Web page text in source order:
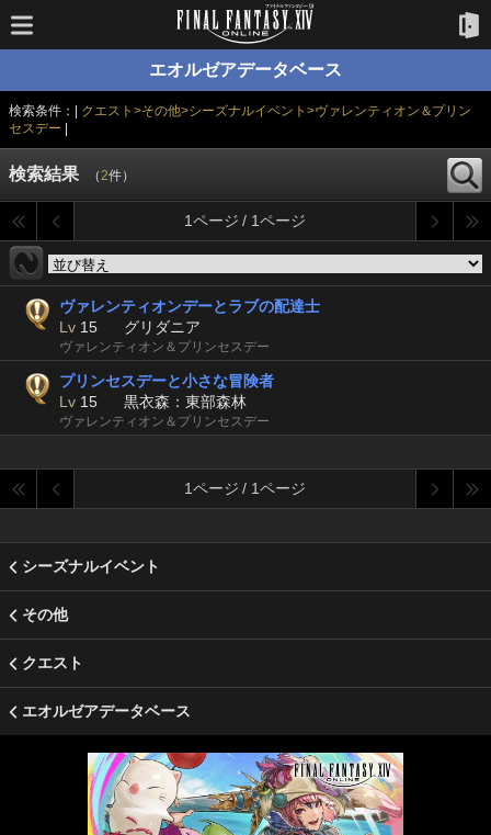
エオルゼアデータベース
検索条件：| クエスト>その他>シーズナルイベント>ヴァレンティオン＆プリン
セスデー
検索結果 （2件）
1ページ / 1ページ
ヴァレンティオンデーとラブの配達士
Lv 15 グリダニア
ヴァレンティオン＆プリンセスデー
プリンセスデーと小さな冒険者
Lv 15 黒衣森：東部森林
ヴァレンティオン＆プリンセスデー
1ページ / 1ページ
シーズナルイベント
その他
クエスト
エオルゼアデータベース